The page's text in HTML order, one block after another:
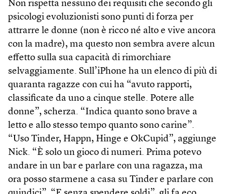
Non rispetta nessuno dei requisiti che secondo gli
psicologi evoluzionisti sono punti di forza per
attrarre le donne (non è ricco né alto e vive ancora
con la madre), ma questo non sembra avere alcun
effetto sulla sua capacità di rimorchiare
selvaggiamente. Sull’iPhone ha un elenco di più di
quaranta ragazze con cui ha “avuto rapporti,
classificate da uno a cinque stelle. Potere alle
donne”, scherza. “Indica quanto sono brave a
letto e allo stesso tempo quanto sono carine”.
“Uso Tinder, Happn, Hinge e OkCupid”, aggiunge
Nick. “È solo un gioco di numeri. Prima potevo
andare in un bar e parlare con una ragazza, ma
ora posso starmene a casa su Tinder e parlare con